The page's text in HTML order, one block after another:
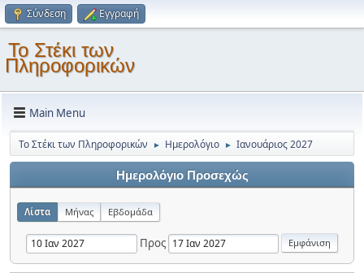
Σύνδεση Εγγραφή
Το Στέκι των
Πληροφορικών
Main Menu
Το Στέκι των Πληροφορικών ► Ημερολόγιο ► Ιανουάριος 2027
Ημερολόγιο Προσεχώς
Λίστα Μήνας Εβδομάδα
Προς